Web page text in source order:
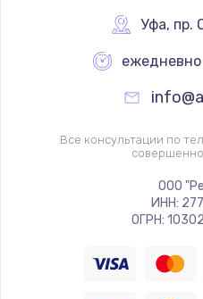
Уфа, пр.
ежедневно
Все консультации по
ООО
ИНН:
ОГРН: